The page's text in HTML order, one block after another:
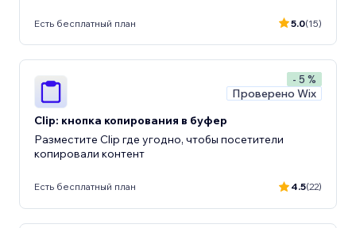
Есть бесплатный план 5.0(15)
- 5 %
Проверено Wix
Clip: кнопка копирования в буфер
Разместите Clip где угодно, чтобы посетители
копировали контент
Есть бесплатный план 4.5(22)